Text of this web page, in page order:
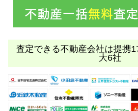
査定できる不動産会社は提携
大6社